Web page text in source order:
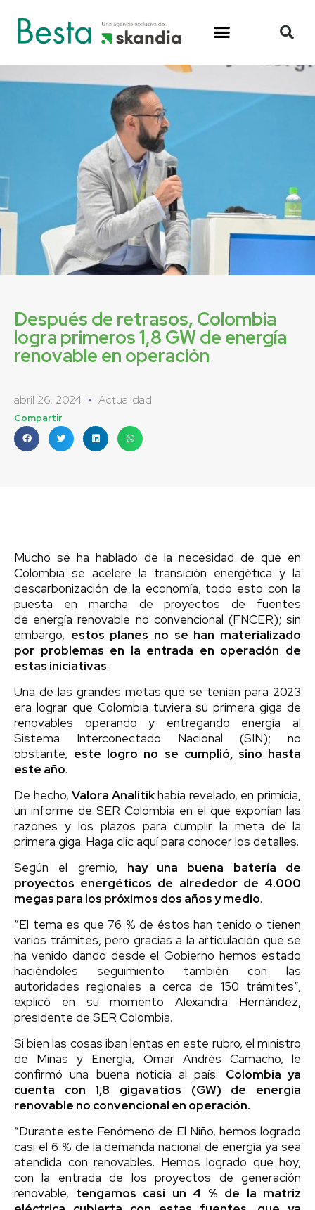
Después de retrasos, Colombia
logra primeros 1,8 GW de energía
renovable en operación
abril 26, 2024 Actualidad
Compartir
Mucho se ha hablado de la necesidad de que en
Colombia se acelere la transición energética y la
descarbonización de la economía, todo esto con la
puesta en marcha de proyectos de fuentes
de energía renovable no convencional (FNCER); sin
embargo, estos planes no se han materializado
por problemas en la entrada en operación de
estas iniciativas.
Una de las grandes metas que se tenían para 2023
era lograr que Colombia tuviera su primera giga de
renovables operando y entregando energía al
Sistema Interconectado Nacional (SIN); no
obstante, este logro no se cumplió, sino hasta
este año.
De hecho,Valora Analitikhabía revelado, en primicia,
un informe de SER Colombia en el que exponían las
razones y los plazos para cumplir la meta de la
primera giga. Haga clic aquí para conocer los detalles.
Según el gremio, hay una buena batería de
proyectos energéticos de alrededor de 4.000
megas para los próximos dos años y medio.
“El tema es que 76 % de éstos han tenido o tienen
varios trámites, pero gracias a la articulación que se
ha venido dando desde el Gobierno hemos estado
haciéndoles seguimiento también con las
autoridades regionales a cerca de 150 trámites”,
explicó en su momento Alexandra Hernández,
presidente de SER Colombia.
Si bien las cosas iban lentas en este rubro, el ministro
de Minas y Energía, Omar Andrés Camacho, le
confirmó una buena noticia al país: Colombia ya
cuenta con 1,8 gigavatios (GW) de energía
renovable no convencional en operación.
“Durante este Fenómeno de El Niño, hemos logrado
casi el 6 % de la demanda nacional de energía ya sea
atendida con renovables. Hemos logrado que hoy,
con la entrada de los proyectos de generación
renovable, tengamos casi un 4 % de la matriz